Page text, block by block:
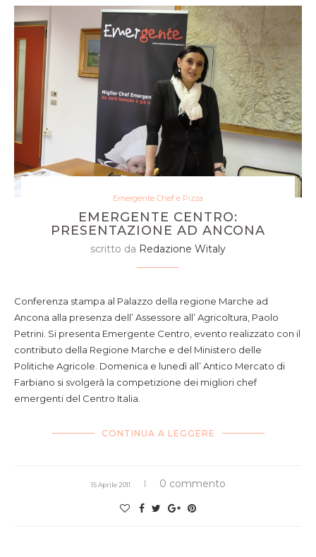
Emergente Chef e Pizza
EMERGENTE CENTRO:
PRESENTAZIONE AD ANCONA
scritto da Redazione Witaly
Conferenza stampa al Palazzo della regione Marche ad
Ancona alla presenza dell’ Assessore all’ Agricoltura, Paolo
Petrini. Si presenta Emergente Centro, evento realizzato con il
contributo della Regione Marche e del Ministero delle
Politiche Agricole. Domenica e lunedì all’ Antico Mercato di
Farbiano si svolgerà la competizione dei migliori chef
emergenti del Centro Italia.
CONTINUA A LEGGERE
15 Aprile 2011 0 commento